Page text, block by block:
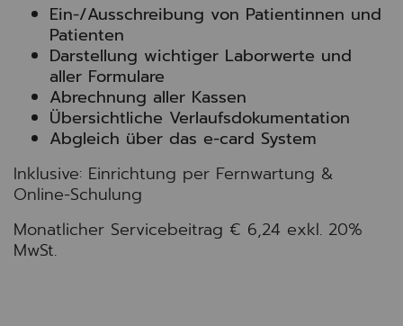
Ein-/Ausschreibung von Patientinnen und
Patienten
Darstellung wichtiger Laborwerte und
aller Formulare
Abrechnung aller Kassen
Übersichtliche Verlaufsdokumentation
Abgleich über das e-card System
Inklusive: Einrichtung per Fernwartung &
Online-Schulung
Monatlicher Servicebeitrag € 6,24 exkl. 20%
MwSt.